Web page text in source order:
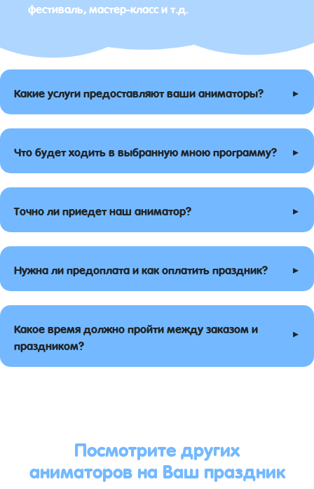
фестиваль, мастер-класс и т.д.
Какие услуги предоставляют ваши аниматоры? ▸
Что будет ходить в выбранную мною программу? ▸
Точно ли приедет наш аниматор? ▸
Нужна ли предоплата и как оплатить праздник? ▸
Какое время должно пройти между заказом и
праздником?
▸
Посмотрите других
аниматоров на Ваш праздник